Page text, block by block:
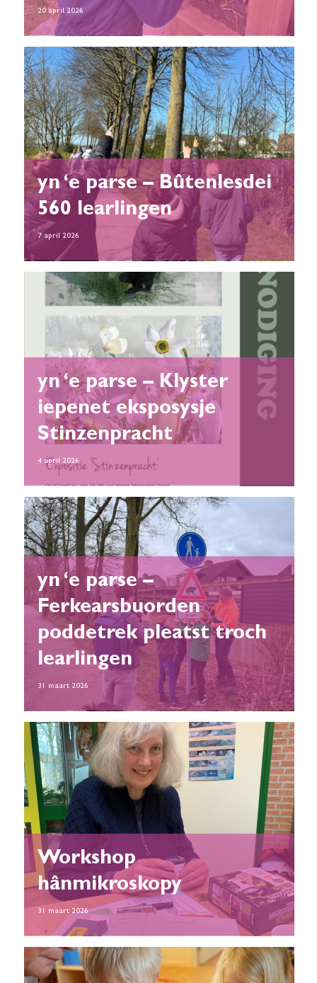
20 april 2026
yn ‘e parse – Bûtenlesdei
560 learlingen
7 april 2026
yn ‘e parse – Klyster
iepenet eksposysje
Stinzenpracht
4 april 2026
yn ‘e parse –
Ferkearsbuorden
poddetrek pleatst troch
learlingen
31 maart 2026
Workshop
hânmikroskopy
31 maart 2026